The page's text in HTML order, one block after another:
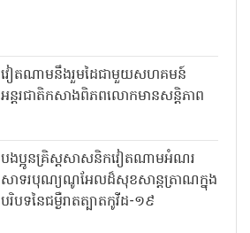
វៀតណាមនឹងរួមដៃជាមួយសហគមន៍
អន្តរជាតិកសាងពិភពលោកមានសន្តិភាព
បងប្អូនគ្រិស្តសាសនិកវៀតណាមអំណរ
សាទរបុណ្យណូអែលដ៏សុខសាន្តត្រាណក្នុង
បរិបទនៃជម្ងឺរាតត្បាតកូវីដ-១៩